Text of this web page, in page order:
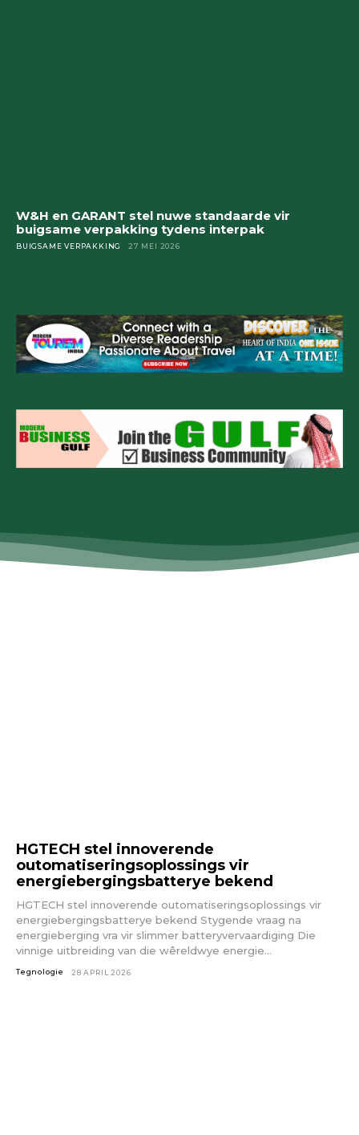
W&H en GARANT stel nuwe standaarde vir
buigsame verpakking tydens interpak
BUIGSAME VERPAKKING 27 MEI 2026
HGTECH stel innoverende
outomatiseringsoplossings vir
energiebergingsbatterye bekend
HGTECH stel innoverende outomatiseringsoplossings vir
energiebergingsbatterye bekend Stygende vraag na
energieberging vra vir slimmer batteryvervaardiging Die
vinnige uitbreiding van die wêreldwye energie...
Tegnologie 28 APRIL 2026